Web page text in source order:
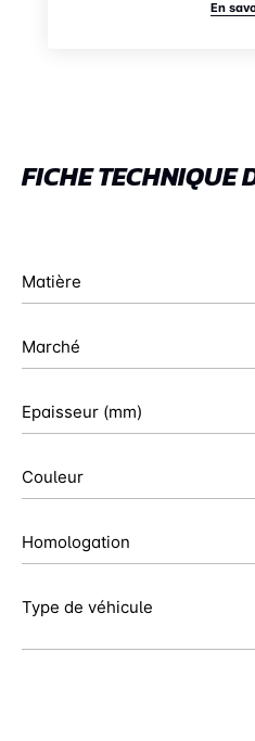
En
FICHE TECHNIQUE
Matière
Marché
Epaisseur (mm)
Couleur
Homologation
Type de véhicule